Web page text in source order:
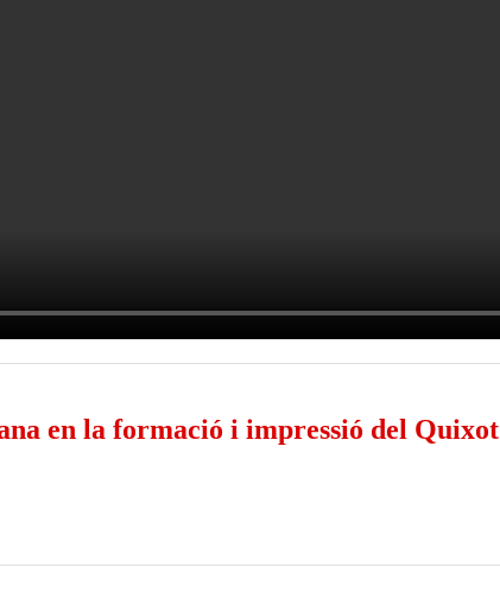
en la formació i impressió del Quixot